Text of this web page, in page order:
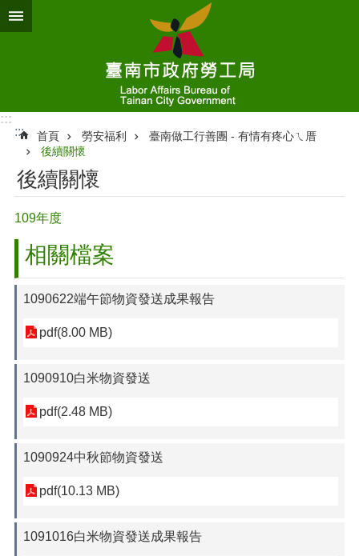
跳到主要內容區塊
:::
:::
首頁 勞安福利
臺南做工行善團 - 有情有疼心ㄟ厝
後續關懷
後續關懷
109年度
相關檔案
1090622端午節物資發送成果報告
pdf(8.00 MB)
1090910白米物資發送
pdf(2.48 MB)
1090924中秋節物資發送
pdf(10.13 MB)
1091016白米物資發送成果報告